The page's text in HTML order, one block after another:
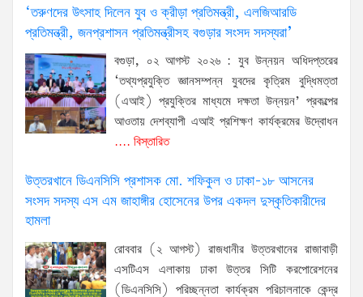
‘তরুণদের উৎসাহ দিলেন যুব ও ক্রীড়া প্রতিমন্ত্রী, এলজিআরডি
প্রতিমন্ত্রী, জনপ্রশাসন প্রতিমন্ত্রীসহ বগুড়ার সংসদ সদস্যরা’
বগুড়া, ০২ আগস্ট ২০২৬ : যুব উন্নয়ন অধিদপ্তরের
‘তথ্যপ্রযুক্তি জ্ঞানসম্পন্ন যুবদের কৃত্রিম বুদ্ধিমত্তা
(এআই) প্রযুক্তির মাধ্যমে দক্ষতা উন্নয়ন’ প্রকল্পের
আওতায় দেশব্যাপী এআই প্রশিক্ষণ কার্যক্রমের উদ্বোধন
.... বিস্তারিত
উত্তরখানে ডিএনসিসি প্রশাসক মো. শফিকুল ও ঢাকা-১৮ আসনের
সংসদ সদস্য এস এম জাহাঙ্গীর হোসেনের উপর একদল দুস্কৃতিকারীদের
হামলা
রোববার (২ আগস্ট) রাজধানীর উত্তরখানের রাজাবাড়ী
এসটিএস এলাকায় ঢাকা উত্তর সিটি করপোরেশনের
(ডিএনসিসি) পরিচ্ছন্নতা কার্যক্রম পরিচালনাকে কেন্দ্র